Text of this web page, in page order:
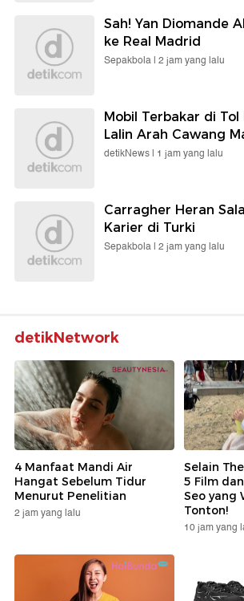
Sah! Yan Diomande
ke Real Madrid
Sepakbola | 2 jam yang lalu
Mobil Terbakar di Tol
Lalin Arah Cawang
detikNews | 1 jam yang lalu
Carragher Heran
Karier di Turki
Sepakbola | 2 jam yang lalu
detikNetwork
4 Manfaat Mandi Air
Hangat Sebelum Tidur
Menurut Penelitian
2 jam yang lalu
Selain
5 Film
Seo yang
Tonton!
10 jam yang